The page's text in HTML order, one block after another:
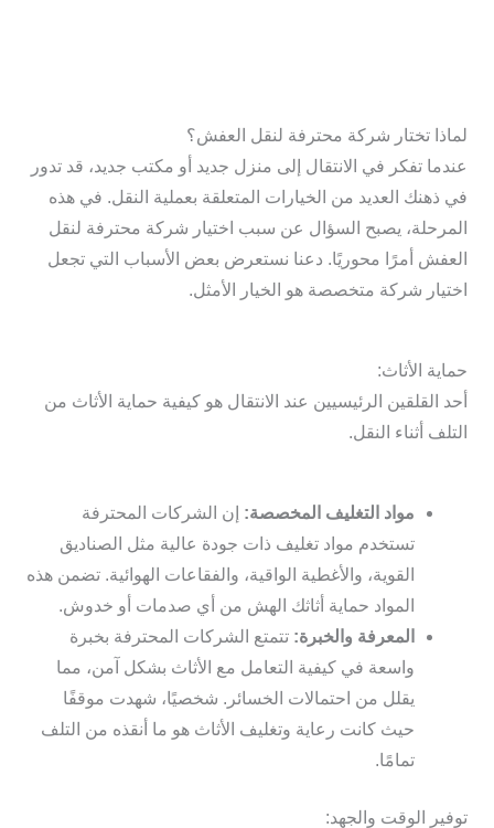
لماذا تختار شركة محترفة لنقل العفش؟
عندما تفكر في الانتقال إلى منزل جديد أو مكتب جديد، قد تدور
في ذهنك العديد من الخيارات المتعلقة بعملية النقل. في هذه
المرحلة، يصبح السؤال عن سبب اختيار شركة محترفة لنقل
العفش أمرًا محوريًا. دعنا نستعرض بعض الأسباب التي تجعل
اختيار شركة متخصصة هو الخيار الأمثل.
حماية الأثاث:
أحد القلقين الرئيسيين عند الانتقال هو كيفية حماية الأثاث من
التلف أثناء النقل.
مواد التغليف المخصصة: إن الشركات المحترفة
تستخدم مواد تغليف ذات جودة عالية مثل الصناديق
القوية، والأغطية الواقية، والفقاعات الهوائية. تضمن هذه
المواد حماية أثاثك الهش من أي صدمات أو خدوش.
المعرفة والخبرة: تتمتع الشركات المحترفة بخبرة
واسعة في كيفية التعامل مع الأثاث بشكل آمن، مما
يقلل من احتمالات الخسائر. شخصيًا، شهدت موقفًا
حيث كانت رعاية وتغليف الأثاث هو ما أنقذه من التلف
تمامًا.
توفير الوقت والجهد: